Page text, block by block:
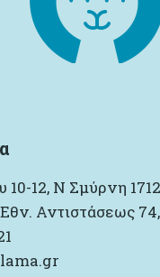
12, Ν Σμύρνη
Αντιστάσεως